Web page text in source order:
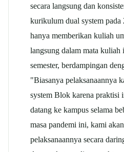
secara langsung dan
kurikulum dual system
hanya memberikan kuliah
langsung dalam mata kuliah
semester, berdampingan
"Biasanya pelaksanaannya
system Blok karena praktisi
datang ke kampus selama
masa pandemi ini, kami
pelaksanaannya secara